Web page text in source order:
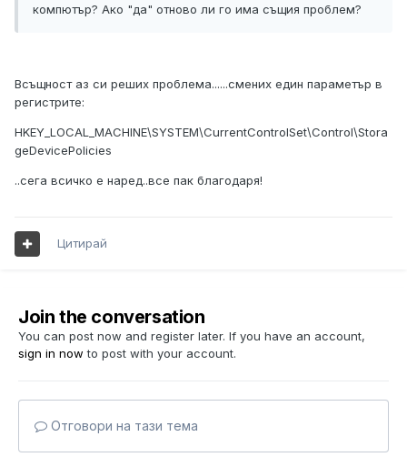
компютър? Ако "да" отново ли го има същия проблем?
Всъщност аз си реших проблема......смених един параметър в
регистрите:
HKEY_LOCAL_MACHINE\SYSTEM\CurrentControlSet\Control\Stora
geDevicePolicies
..сега всичко е наред..все пак благодаря!
Цитирай
Join the conversation
You can post now and register later. If you have an account,
sign in now to post with your account.
Отговори на тази тема